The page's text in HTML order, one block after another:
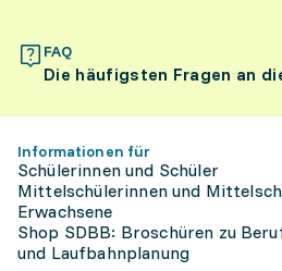
FAQ
Die häufigsten Fragen an
Informationen für
Schülerinnen und Schüler
Mittelschülerinnen und
Erwachsene
Shop SDBB: Broschüren zu
und Laufbahnplanung